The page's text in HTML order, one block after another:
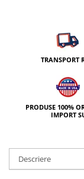
TRANSPORT
PRODUSE 100%
IMPORT
Descriere